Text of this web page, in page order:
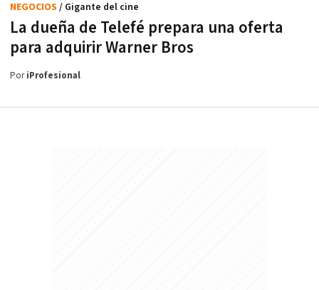
La dueña de Telefé prepara una oferta
para adquirir Warner Bros
NEGOCIOS / Gigante del cine
PoriProfesional